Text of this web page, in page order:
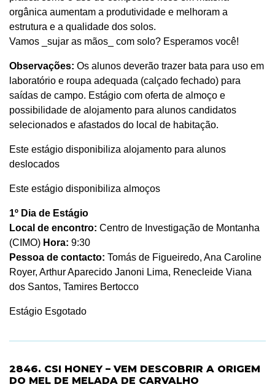
orgânica aumentam a produtividade e melhoram a
estrutura e a qualidade dos solos.
Vamos _sujar as mãos_ com solo? Esperamos você!
Observações: Os alunos deverão trazer bata para uso em
laboratório e roupa adequada (calçado fechado) para
saídas de campo. Estágio com oferta de almoço e
possibilidade de alojamento para alunos candidatos
selecionados e afastados do local de habitação.
Este estágio disponibiliza alojamento para alunos
deslocados
Este estágio disponibiliza almoços
1º Dia de Estágio
Local de encontro: Centro de Investigação de Montanha
(CIMO) Hora: 9:30
Pessoa de contacto: Tomás de Figueiredo, Ana Caroline
Royer, Arthur Aparecido Janoni Lima, Renecleide Viana
dos Santos, Tamires Bertocco
Estágio Esgotado
2846. CSI HONEY – VEM DESCOBRIR A ORIGEM
DO MEL DE MELADA DE CARVALHO